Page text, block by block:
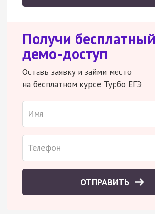
Получи бесплатный
демо-доступ
Оставь заявку и займи место
на бесплатном курсе Турбо ЕГЭ
ОТПРАВИТЬ